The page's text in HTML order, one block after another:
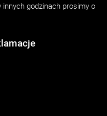
godzinach prosimy o